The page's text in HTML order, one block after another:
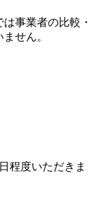
事業者の比較・
せん。
程度いただきま